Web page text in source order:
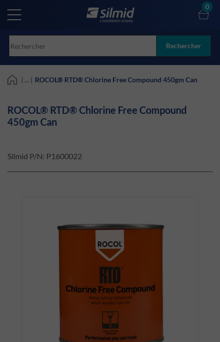
main
Rechercher
0
| ... | ROCOL® RTD® Chlorine Free Compound 450gm Can
ROCOL® RTD® Chlorine Free Compound
450gm Can
Silmid P/N: P1600022